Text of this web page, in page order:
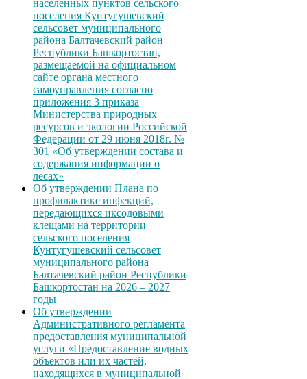
населенных пунктов сельского
поселения Кунтугушевский
сельсовет муниципального
района Балтачевский район
Республики Башкортостан,
размещаемой на официальном
сайте органа местного
самоуправления согласно
приложения 3 приказа
Министерства природных
ресурсов и экологии Российской
Федерации от 29 июня 2018г. №
301 «Об утверждении состава и
содержания информации о
лесах»
Об утверждении Плана по
профилактике инфекций,
передающихся иксодовыми
клещами на территории
сельского поселения
Кунтугушевский сельсовет
муниципального района
Балтачевский район Республики
Башкортостан на 2026 – 2027
годы
Об утверждении
Административного регламента
предоставления муниципальной
услуги «Предоставление водных
объектов или их частей,
находящихся в муниципальной